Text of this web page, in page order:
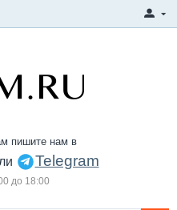
пишите нам в
Telegram
до 18:00